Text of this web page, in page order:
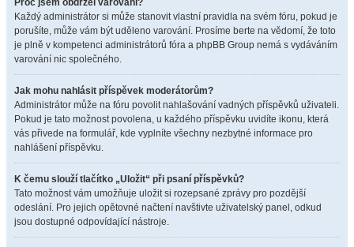
Proč jsem obdržel varování?
Každý administrátor si může stanovit vlastní pravidla na svém fóru, pokud je
porušíte, může vám být uděleno varování. Prosíme berte na vědomí, že toto
je plně v kompetenci administrátorů fóra a phpBB Group nemá s vydáváním
varování nic společného.
Jak mohu nahlásit příspěvek moderátorům?
Administrátor může na fóru povolit nahlašování vadných příspěvků uživateli.
Pokud je tato možnost povolena, u každého příspěvku uvidíte ikonu, která
vás přivede na formulář, kde vyplníte všechny nezbytné informace pro
nahlášení příspěvku.
K čemu slouží tlačítko „Uložit“ při psaní příspěvků?
Tato možnost vám umožňuje uložit si rozepsané zprávy pro pozdější
odeslání. Pro jejich opětovné načtení navštivte uživatelský panel, odkud
jsou dostupné odpovídající nástroje.